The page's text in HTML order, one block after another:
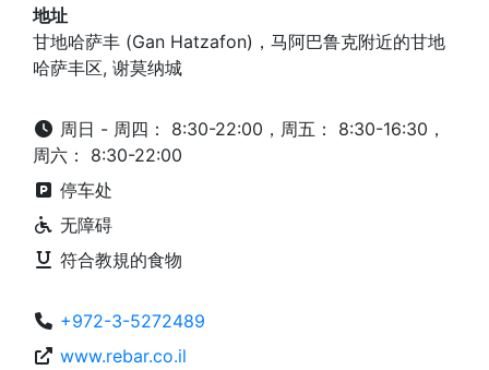
地址
甘地哈萨丰 (Gan Hatzafon)，马阿巴鲁克附近的甘地
哈萨丰区, 谢莫纳城
周日 - 周四： 8:30-22:00，周五： 8:30-16:30，
周六： 8:30-22:00
停车处
无障碍
符合教規的食物
+972-3-5272489
www.rebar.co.il